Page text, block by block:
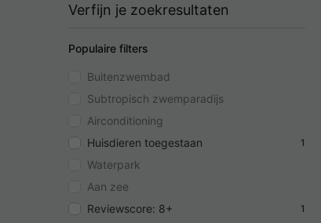
Verfijn je zoekresultaten
Populaire filters
Buitenzwembad
Subtropisch zwemparadijs
Airconditioning
Huisdieren toegestaan
1
Waterpark
Aan zee
Reviewscore: 8+
1